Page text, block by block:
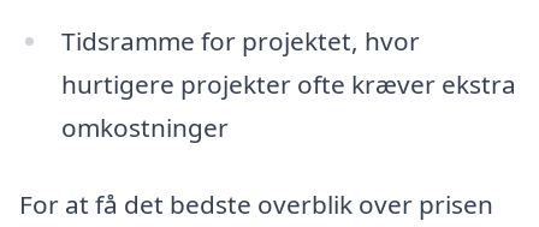
Tidsramme for projektet, hvor
hurtigere projekter ofte kræver ekstra
omkostninger
For at få det bedste overblik over prisen